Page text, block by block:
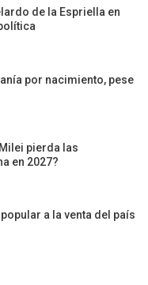
de la Espriella en
por nacimiento, pese
pierda las
en 2027?
a la venta del país